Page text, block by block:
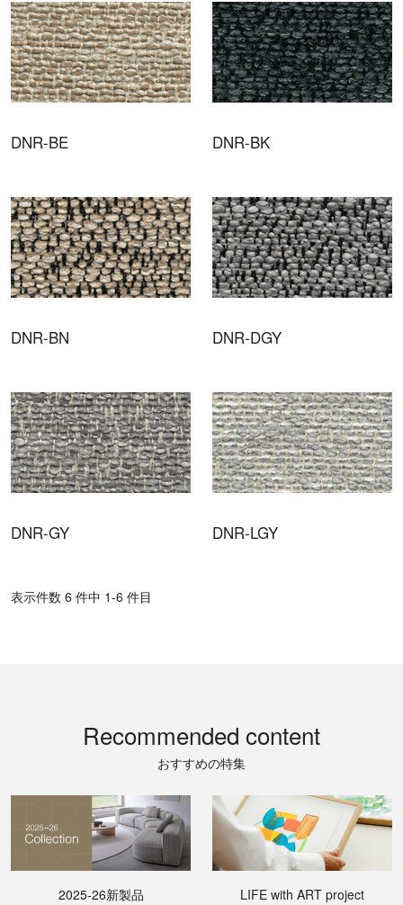
DNR-BE DNR-BK
DNR-BN DNR-DGY
DNR-GY DNR-LGY
表⽰件数 6 件中 1-6 件目
Recommended content
おすすめの特集
2025-26新製品 LIFE with ART project